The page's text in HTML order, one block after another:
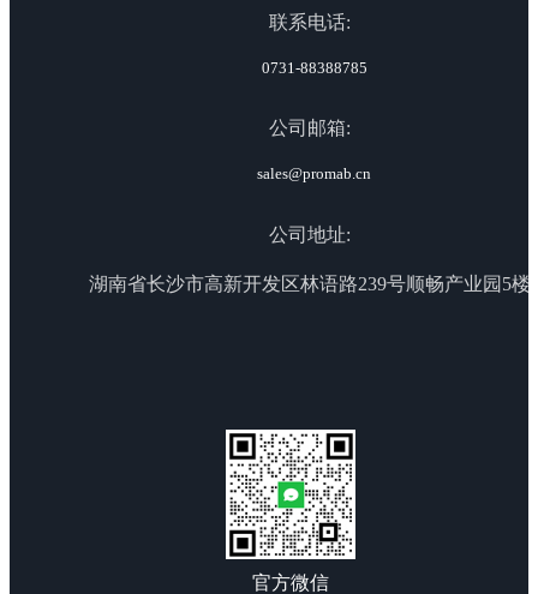
联系电话:
0731-88388785
公司邮箱:
sales@promab.cn
公司地址:
湖南省长沙市高新开发区林语路239号顺畅产业园5楼
官方微信